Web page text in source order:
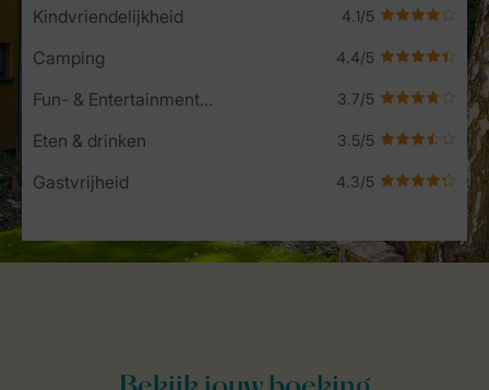
Kindvriendelijkheid
Camping
Fun- & Entertainment-programma
Eten & drinken
Gastvrijheid